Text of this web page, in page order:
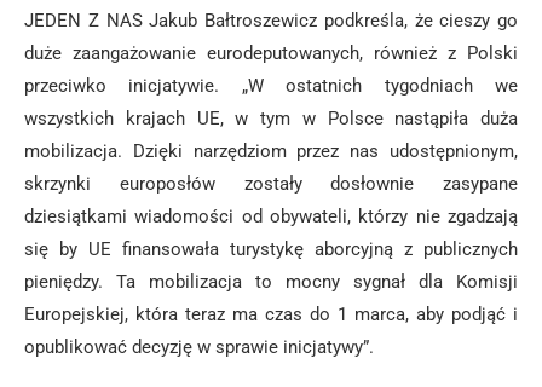
JEDEN Z NAS Jakub Bałtroszewicz podkreśla, że cieszy go
duże zaangażowanie eurodeputowanych, również z Polski
przeciwko inicjatywie. „W ostatnich tygodniach we
wszystkich krajach UE, w tym w Polsce nastąpiła duża
mobilizacja. Dzięki narzędziom przez nas udostępnionym,
skrzynki europosłów zostały dosłownie zasypane
dziesiątkami wiadomości od obywateli, którzy nie zgadzają
się by UE finansowała turystykę aborcyjną z publicznych
pieniędzy. Ta mobilizacja to mocny sygnał dla Komisji
Europejskiej, która teraz ma czas do 1 marca, aby podjąć i
opublikować decyzję w sprawie inicjatywy”.